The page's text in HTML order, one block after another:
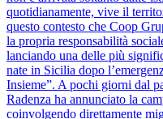
quotidianamente, vive il
questo contesto che Coop
la propria responsabilità
lanciando una delle più
nate in Sicilia dopo
Insieme”. A pochi giorni dal
Radenza ha annunciato la
coinvolgendo direttamente